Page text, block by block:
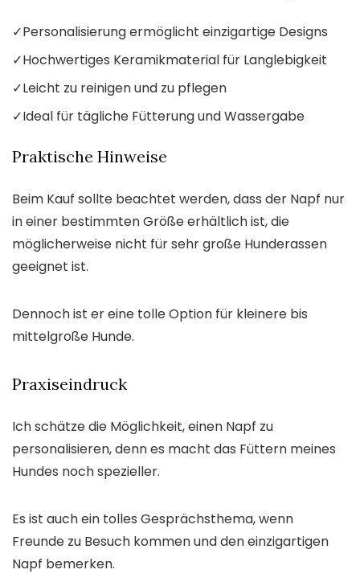
✓Personalisierung ermöglicht einzigartige Designs
✓Hochwertiges Keramikmaterial für Langlebigkeit
✓Leicht zu reinigen und zu pflegen
✓Ideal für tägliche Fütterung und Wassergabe
Praktische Hinweise
Beim Kauf sollte beachtet werden, dass der Napf nur
in einer bestimmten Größe erhältlich ist, die
möglicherweise nicht für sehr große Hunderassen
geeignet ist.
Dennoch ist er eine tolle Option für kleinere bis
mittelgroße Hunde.
Praxiseindruck
Ich schätze die Möglichkeit, einen Napf zu
personalisieren, denn es macht das Füttern meines
Hundes noch spezieller.
Es ist auch ein tolles Gesprächsthema, wenn
Freunde zu Besuch kommen und den einzigartigen
Napf bemerken.